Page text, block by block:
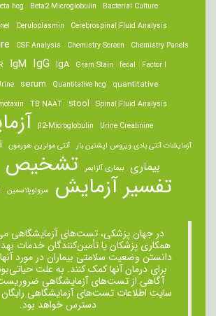
Bacterial Culture
Beta2 Microglobulin
hcg
Cerebrospinal Fluid Analysis
Ceruloplasmin
Chemistry Panels
Chemistry Screen
CSF Analysis
Factor I
fecal
Gram Stain
IgA
IgG
IgM
quantitative
Quantitative hcg
serum
Spinal Fluid Analysis
stool
TB NAAT
Urine Creatinine
β2-Microglobulin
آزمایشات آنتی بادی ویروس اپشتین بار آنتی مولرین هورمون
بیماری بیماری آلزایمر تشخیص
تفسیر آزمایش سرولوپلاسمین
در جهان پزشکی، تست‌های آزمایشگاهی
همکاری پزشکان یا تأمین‌کنندگان خدمات
دانستن وضعیت سلامتی بیماران در مورد
برای درمان ‌آنها کمک کنند. به علت
آگاهی از تست‌های آزمایشگاهی
سایت اطلاعات تست‌های آزمایشگاهی
دسترس خواهد بود.